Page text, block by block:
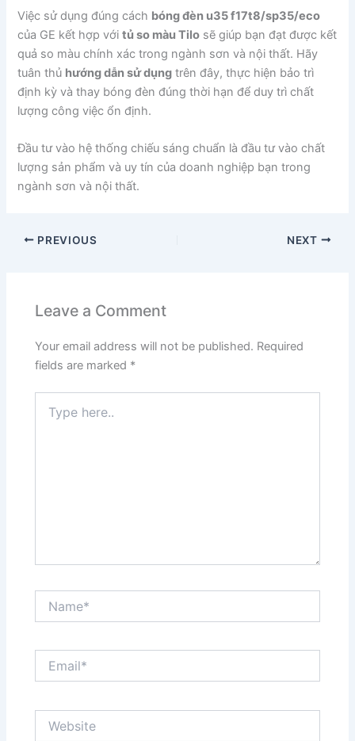
Việc sử dụng đúng cách bóng đèn u35 f17t8/sp35/eco
của GE kết hợp vớitủ so màu Tilo sẽ giúp bạn đạt được kết
quả so màu chính xác trong ngành sơn và nội thất. Hãy
tuân thủ hướng dẫn sử dụng trên đây, thực hiện bảo trì
định kỳ và thay bóng đèn đúng thời hạn để duy trì chất
lượng công việc ổn định.
Đầu tư vào hệ thống chiếu sáng chuẩn là đầu tư vào chất
lượng sản phẩm và uy tín của doanh nghiệp bạn trong
ngành sơn và nội thất.
PREVIOUS NEXT
Leave a Comment
Your email address will not be published. Required
fields are marked *
here..